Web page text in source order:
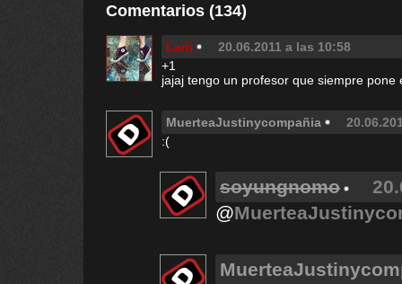
Comentarios (134)
Larii
20.06.2011 a las 10:58
+1
jajaj tengo un profesor que siempre pone
MuerteaJustinycompañia
:(
soyungnomo
@